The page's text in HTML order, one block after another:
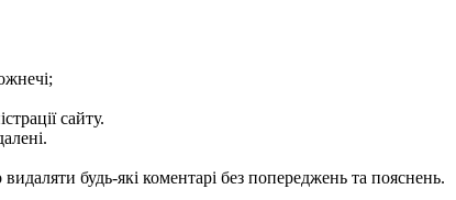
сайту.
будь-які коментарі без попереджень та пояснень.